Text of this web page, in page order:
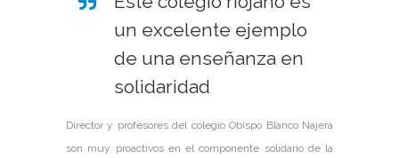
un excelente ejemplo
de una enseñanza en
solidaridad
Director y profesores del colegio Obispo Blanco Nájera
son muy proactivos en el componente solidario de la